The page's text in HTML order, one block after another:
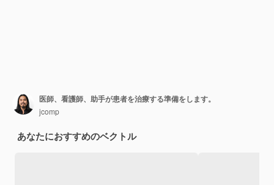
医師、看護師、助手が患者を治療する準備をします。
jcomp
あなたにおすすめのベクトル